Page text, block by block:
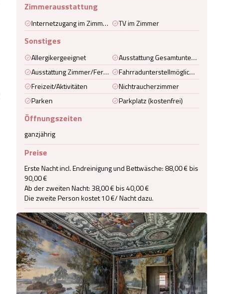
Zimmerausstattung
Internetzugang im Zimmer (kabelgebunden) TV im Zimmer
Sonstiges
Allergikergeeignet
Ausstattung Gesamtunterkunft
Ausstattung Zimmer/Ferienwohnung/Ferienhaus
Fahrradunterstellmöglichkeit
Freizeit/Aktivitäten
Nichtraucherzimmer
Parken
Parkplatz (kostenfrei)
Öffnungszeiten
ganzjährig
Preise
Erste Nacht incl. Endreinigung und Bettwäsche: 88,00 € bis
90,00 €
Ab der zweiten Nacht: 38,00 € bis 40,00 €
Die zweite Person kostet 10 €/ Nacht dazu.